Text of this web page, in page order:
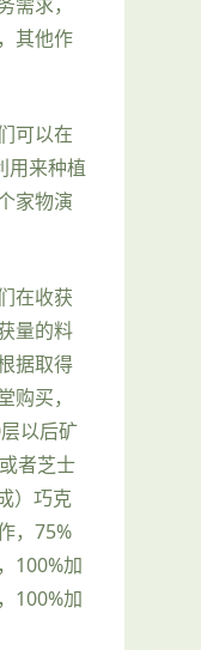
其他作
可以在
用来种植
家物演
在收获
量的料
据取得
购买，
以后矿
者芝士
）巧克
，75%
100%加
100%加